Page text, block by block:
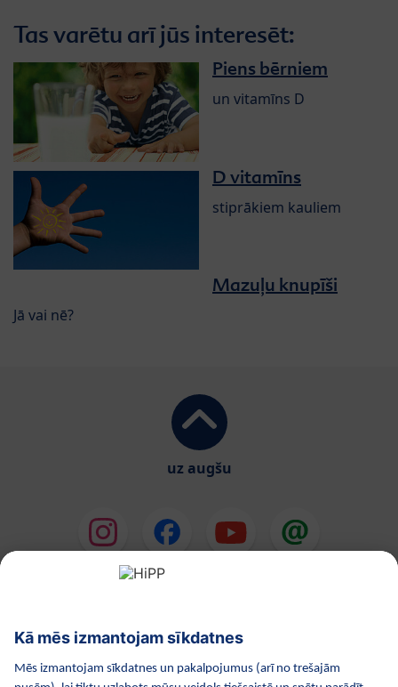
Tas varētu arī jūs interesēt:
Piens bērniem
un vitamīns D
D vitamīns
stiprākiem kauliem
Mazuļu knupīši
Jā vai nē?
uz augšu
HiPP Mazuļa ēdināšana
HiPP Kosmētika
HiPP Grūtniecība